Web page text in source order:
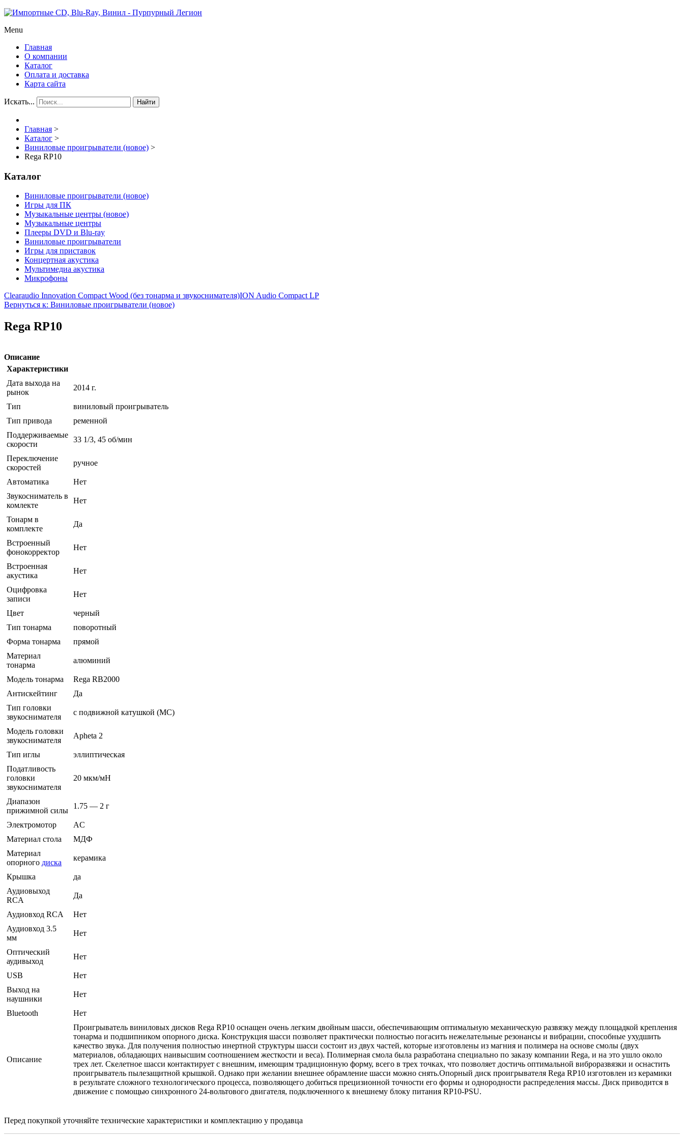
Menu
Главная
О компании
Каталог
Оплата и доставка
Карта сайта
Искать... Найти
Главная >
Каталог >
Виниловые проигрыватели (новое) >
Rega RP10
Каталог
Виниловые проигрыватели (новое)
Игры для ПК
Музыкальные центры (новое)
Музыкальные центры
Плееры DVD и Blu-ray
Виниловые проигрыватели
Игры для приставок
Концертная акустика
Мультимедиа акустика
Микрофоны
Clearaudio Innovation Compact Wood (без тонарма и звукоснимателя)ION Audio Compact LP
Вернуться к: Виниловые проигрыватели (новое)
Rega RP10
Описание
Характеристики
Дата выхода на
рынок
2014 г.
Тип
виниловый проигрыватель
Тип привода
ременной
Поддерживаемые
скорости
33 1/3, 45 об/мин
Переключение
скоростей
ручное
Автоматика
Нет
Звукосниматель в
комлекте
Нет
Тонарм в
комплекте
Да
Встроенный
фонокорректор
Нет
Встроенная
акустика
Нет
Оцифровка
записи
Нет
Цвет
черный
Тип тонарма
поворотный
Форма тонарма
прямой
Материал
тонарма
алюминий
Модель тонарма
Rega RB2000
Антискейтинг
Да
Тип головки
звукоснимателя
c подвижной катушкой (MC)
Модель головки
звукоснимателя
Apheta 2
Тип иглы
эллиптическая
Податливость
головки
звукоснимателя
20 мкм/мН
Диапазон
прижимной силы
1.75 — 2 г
Электромотор
AC
Материал стола
МДФ
Материал
опорного диска
керамика
Крышка
да
Аудиовыход
RCA
Да
Аудиовход RCA
Нет
Аудиовход 3.5
мм
Нет
Оптический
аудивыход
Нет
USB
Нет
Выход на
наушники
Нет
Bluetooth Нет
Описание
Проигрыватель виниловых дисков Rega RP10 оснащен очень легким двойным шасси, обеспечивающим оптимальную механическую развязку между площадкой крепления
тонарма и подшипником опорного диска. Конструкция шасси позволяет практически полностью погасить нежелательные резонансы и вибрации, способные ухудшить
качество звука. Для получения полностью инертной структуры шасси состоит из двух частей, которые изготовлены из магния и полимера на основе смолы (двух
материалов, обладающих наивысшим соотношением жесткости и веса). Полимерная смола была разработана специально по заказу компании Rega, и на это ушло около
трех лет. Скелетное шасси контактирует с внешним, имеющим традиционную форму, всего в трех точках, что позволяет достичь оптимальной виброразвязки и оснастить
проигрыватель пылезащитной крышкой. Однако при желании внешнее обрамление шасси можно снять.Опорный диск проигрывателя Rega RP10 изготовлен из керамики
в результате сложного технологического процесса, позволяющего добиться прецизионной точности его формы и однородности распределения массы. Диск приводится в
движение с помощью синхронного 24-вольтового двигателя, подключенного к внешнему блоку питания RP10-PSU.
Перед покупкой уточняйте технические характеристики и комплектацию у продавца